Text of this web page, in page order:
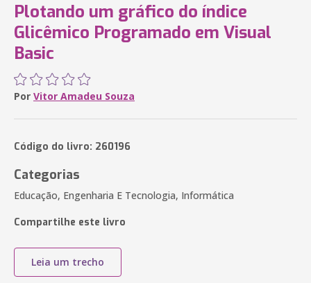
Plotando um gráfico do índice
Glicêmico Programado em Visual
Basic
Por Vitor Amadeu Souza
Código do livro: 260196
Categorias
Educação, Engenharia E Tecnologia, Informática
Compartilhe este livro
Leia um trecho